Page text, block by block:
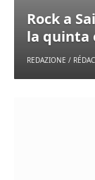
Rock a
la quinta
REDAZIONE /